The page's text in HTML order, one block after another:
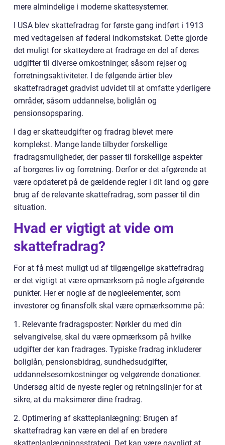
mere almindelige i moderne skattesystemer.
I USA blev skattefradrag for første gang indført i 1913
med vedtagelsen af føderal indkomstskat. Dette gjorde
det muligt for skatteydere at fradrage en del af deres
udgifter til diverse omkostninger, såsom rejser og
forretningsaktiviteter. I de følgende årtier blev
skattefradraget gradvist udvidet til at omfatte yderligere
områder, såsom uddannelse, boliglån og
pensionsopsparing.
I dag er skatteudgifter og fradrag blevet mere
komplekst. Mange lande tilbyder forskellige
fradragsmuligheder, der passer til forskellige aspekter
af borgeres liv og forretning. Derfor er det afgørende at
være opdateret på de gældende regler i dit land og gøre
brug af de relevante skattefradrag, som passer til din
situation.
Hvad er vigtigt at vide om
skattefradrag?
For at få mest muligt ud af tilgængelige skattefradrag
er det vigtigt at være opmærksom på nogle afgørende
punkter. Her er nogle af de nøgleelementer, som
investorer og finansfolk skal være opmærksomme på:
1. Relevante fradragsposter: Nørkler du med din
selvangivelse, skal du være opmærksom på hvilke
udgifter der kan fradrages. Typiske fradrag inkluderer
boliglån, pensionsbidrag, sundhedsudgifter,
uddannelsesomkostninger og velgørende donationer.
Undersøg altid de nyeste regler og retningslinjer for at
sikre, at du maksimerer dine fradrag.
2. Optimering af skatteplanlægning: Brugen af
skattefradrag kan være en del af en bredere